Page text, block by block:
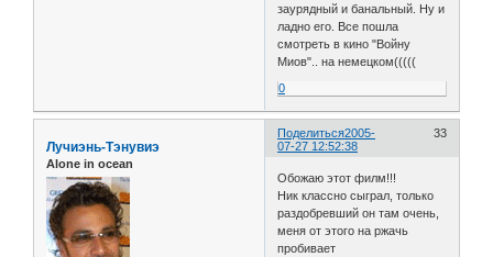
заурядный и банальный. Ну и
ладно его. Все пошла
смотреть в кино "Войну
Миов".. на немецком(((((
0
Поделиться 33
2005-
07-27 12:52:38
Лучиэнь-Тэнувиэ
Alone in ocean
Обожаю этот филм!!!
Ник классно сыграл, только
раздобревший он там очень,
меня от этого на ржачь
пробивает